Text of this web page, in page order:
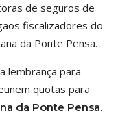
de seguros de
fiscalizadores do
da Ponte Pensa.
lembrança para
quotas para
da Ponte Pensa.